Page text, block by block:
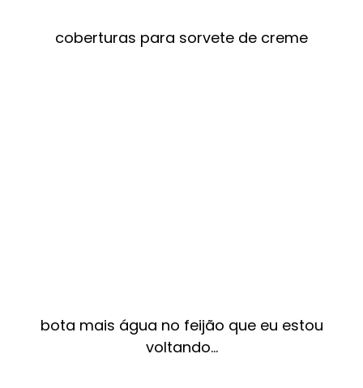
coberturas para sorvete de creme
bota mais água no feijão que eu estou
voltando…